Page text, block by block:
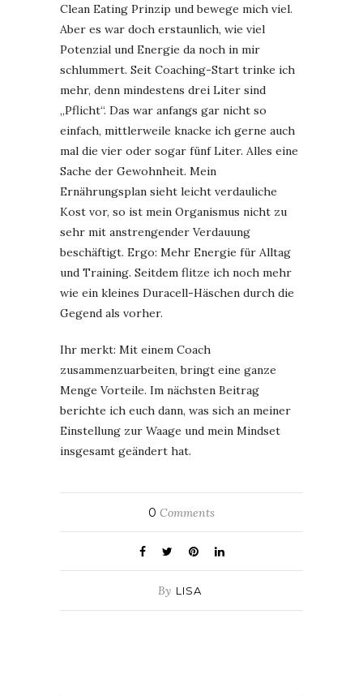
Clean Eating Prinzip und bewege mich viel.
Aber es war doch erstaunlich, wie viel
Potenzial und Energie da noch in mir
schlummert. Seit Coaching-Start trinke ich
mehr, denn mindestens drei Liter sind
„Pflicht“. Das war anfangs gar nicht so
einfach, mittlerweile knacke ich gerne auch
mal die vier oder sogar fünf Liter. Alles eine
Sache der Gewohnheit. Mein
Ernährungsplan sieht leicht verdauliche
Kost vor, so ist mein Organismus nicht zu
sehr mit anstrengender Verdauung
beschäftigt. Ergo: Mehr Energie für Alltag
und Training. Seitdem flitze ich noch mehr
wie ein kleines Duracell-Häschen durch die
Gegend als vorher.
Ihr merkt: Mit einem Coach
zusammenzuarbeiten, bringt eine ganze
Menge Vorteile. Im nächsten Beitrag
berichte ich euch dann, was sich an meiner
Einstellung zur Waage und mein Mindset
insgesamt geändert hat.
0 Comments
By LISA